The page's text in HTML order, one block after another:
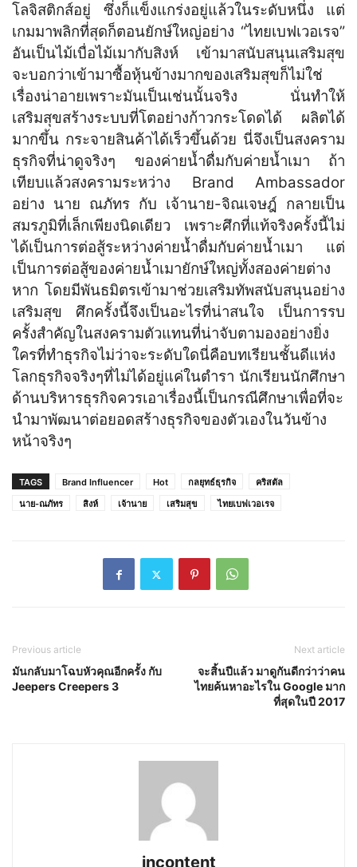
โลจิสติกส์อยู่ ซึ่งก็แข็งแกร่งอยู่แล้วในระดับหนึ่ง แต่
เกมมาพลิกที่สุดก็ตอนยักษ์ใหญ่อย่าง “ไทยเบฟเวอเรจ”
อันเป็นไม้เบื่อไม้เมากับสิงห์ เข้ามาสนับสนุนเสริมสุข
จะบอกว่าเข้ามาซื้อหุ้นข้างมากของเสริมสุขก็ไม่ใช่
เรื่องน่าอายเพราะมันเป็นเช่นนั้นจริง นั่นทำให้
เสริมสุขสร้างระบบที่โตอย่างก้าวกระโดดได้ ผลิตได้
มากขึ้น กระจายสินค้าได้เร็วขึ้นด้วย นี่จึงเป็นสงคราม
ธุรกิจที่น่าดูจริงๆ ของค่ายน้ำดื่มกับค่ายน้ำเมา ถ้า
เทียบแล้วสงครามระหว่าง Brand Ambassador
อย่าง นาย ณภัทร กับ เจ้านาย-จิณเจษฎ์ กลายเป็น
สมรภูมิที่เล็กเพียงนิดเดียว เพราะศึกที่แท้จริงครั้งนี้ไม่
ได้เป็นการต่อสู้ระหว่างค่ายน้ำดื่มกับค่ายน้ำเมา แต่
เป็นการต่อสู้ของค่ายน้ำเมายักษ์ใหญ่ทั้งสองค่ายต่าง
หาก โดยมีพันธมิตรเข้ามาช่วยเสริมทัพสนับสนุนอย่าง
เสริมสุข ศึกครั้งนี้จึงเป็นอะไรที่น่าสนใจ เป็นการรบ
ครั้งสำคัญในสงครามตัวแทนที่น่าจับตามองอย่างยิ่ง
ใครที่ทำธุรกิจไม่ว่าจะระดับใดนี่คือบทเรียนชั้นดีแห่ง
โลกธุรกิจจริงๆที่ไม่ได้อยู่แค่ในตำรา นักเรียนนักศึกษา
ด้านบริหารธุรกิจควรเอาเรื่องนี้เป็นกรณีศึกษาเพื่อที่จะ
นำมาพัฒนาต่อยอดสร้างธุรกิจของตัวเองในวันข้าง
หน้าจริงๆ
TAGS Brand Influencer Hot กลยุทธ์ธุรกิจ
คริสตัล
นาย-ณภัทร
สิงห์ เจ้านาย เสริมสุข ไทยเบฟเวอเรจ
Previous article
มันกลับมาโฉบหัวคุณอีกครั้ง กับ
Jeepers Creepers 3
Next article
จะสิ้นปีแล้ว มาดูกันดีกว่าว่าคน
ไทยค้นหาอะไรใน Google มาก
ที่สุดในปี 2017
incontent